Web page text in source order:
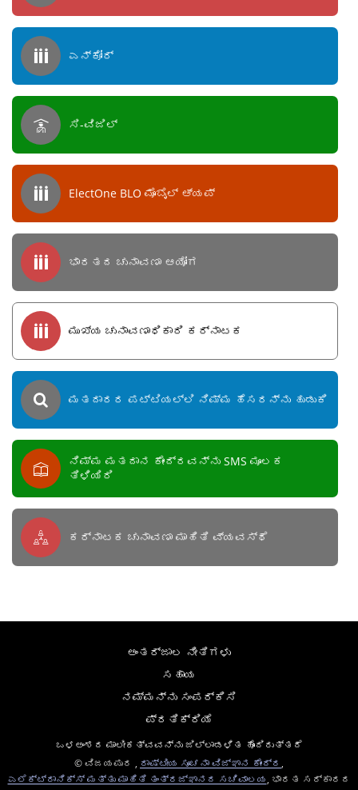
ಎನ್ಕೋರ್
ಸಿ-ವಿಜಿಲ್
ElectOne BLO ಮೊಬೈಲ್ ಆ್ಯಪ್
ಭಾರತದ ಚುನಾವಣಾ ಆಯೋಗ
ಮುಖ್ಯ ಚುನಾವಣಾಧಿಕಾರಿ ಕರ್ನಾಟಕ
ಮತದಾರರ ಪಟ್ಟಿಯಲ್ಲಿ ನಿಮ್ಮ ಹೆಸರನ್ನು ಹುಡುಕಿ
ನಿಮ್ಮ ಮತದಾನ ಕೇಂದ್ರವನ್ನು SMS ಮೂಲಕ
ತಿಳಿಯಿರಿ
ಕರ್ನಾಟಕ ಚುನಾವಣಾ ಮಾಹಿತಿ ವ್ಯವಸ್ಥೆ
ಅಂತರ್ಜಾಲ ನೀತಿಗಳು
ಸಹಾಯ
ನಮ್ಮನ್ನು ಸಂಪರ್ಕಿಸಿ
ಪ್ರತಿಕ್ರಿಯೆ
ಒಳಅಂಶದ ಮಾಲೀಕತ್ವವನ್ನು ಜಿಲ್ಲಾಡಳಿತ ಹೊಂದಿರುತ್ತದೆ
© ವಿಜಯಪುರ , ರಾಷ್ಟೀಯ ಸೂಚನಾ ವಿಜ್ಞಾನ ಕೇಂದ್ರ ,
ಎಲೆಕ್ಟ್ರಾನಿಕ್ಸ್ ಮತ್ತು ಮಾಹಿತಿ ತಂತ್ರಜ್ಞಾನದ ಸಚಿವಾಲಯ, ಭಾರತ ಸರ್ಕಾರದ